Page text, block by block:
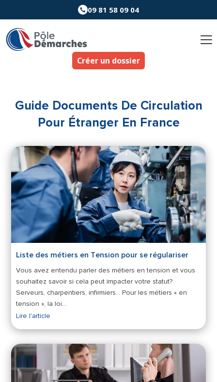
au
contenu
09 81 58 09 04
Créer un dossier
Guide Documents De Circulation
Pour Étranger En France
Liste des métiers en Tension pour se régulariser
Vous avez entendu parler des métiers en tension et vous
souhaitez savoir si cela peut impacter votre statut?
Serveurs, charpentiers, infirmiers... Pour les métiers « en
tension », la loi…
Lire l'article